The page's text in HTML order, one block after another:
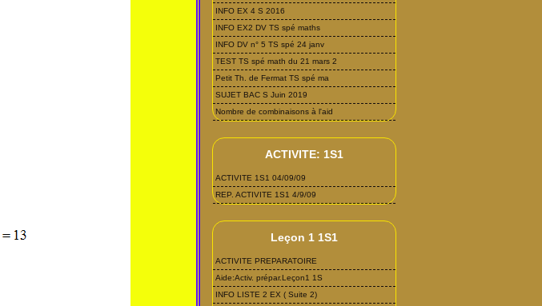
INFO EX 4 S 2016
INFO EX2 DV TS spé maths
INFO DV n° 5 TS spé 24 janv
TEST TS spé math du 21 mars 2
Petit Th. de Fermat TS spé ma
SUJET BAC S Juin 2019
Nombre de combinaisons à l'aid
ACTIVITE: 1S1
ACTIVITE 1S1 04/09/09
REP. ACTIVITE 1S1 4/9/09
Leçon 1 1S1
ACTIVITE PREPARATOIRE
Aide:Activ. prépar.Leçon1 1S
INFO LISTE 2 EX ( Suite 2)